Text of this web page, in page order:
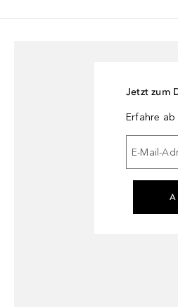
Jetzt zum
Erfahre ab
E-Mail-